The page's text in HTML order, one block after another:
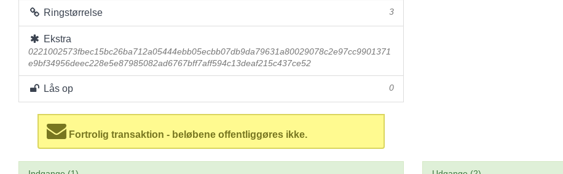
Ringstørrelse 3
Ekstra
0221002573fbec15bc26ba712a05444ebb05ecbb07db9da79631a80029078c2e97cc9901371
e9bf34956deec228e5e87985082ad6767bff7aff594c13deaf215c437ce52
Lås op 0
Fortrolig transaktion - beløbene offentliggøres ikke.